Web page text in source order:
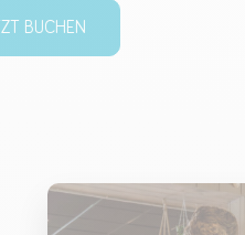
BUCHEN